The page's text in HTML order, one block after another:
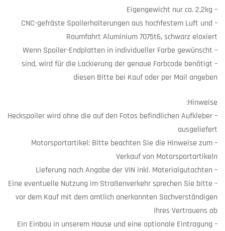
– Eigengewicht nur ca. 2,2kg
– CNC-gefräste Spoilerhalterungen aus hochfestem Luft und
Raumfahrt Aluminium 7075t6, schwarz eloxiert
– Wenn Spoiler-Endplatten in individueller Farbe gewünscht
sind, wird für die Lackierung der genaue Farbcode benötigt –
diesen Bitte bei Kauf oder per Mail angeben
Hinweise:
– Heckspoiler wird ohne die auf den Fotos befindlichen Aufkleber
ausgeliefert
– Motorsportartikel: Bitte beachten Sie die Hinweise zum
Verkauf von Motorsportartikeln
– Lieferung nach Angabe der VIN inkl. Materialgutachten
– Eine eventuelle Nutzung im Straßenverkehr sprechen Sie bitte
vor dem Kauf mit dem amtlich anerkannten Sachverständigen
Ihres Vertrauens ab
– Ein Einbau in unserem Hause und eine optionale Eintragung